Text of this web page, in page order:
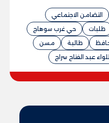
التضامن الاجتماعي
طلبات
حي غرب سوهاج
طالبة
مسن
اللواء عبد الفتاح سراج